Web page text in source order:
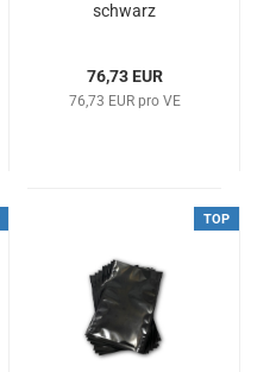
schwarz
76,73 EUR
76,73 EUR pro VE
TOP